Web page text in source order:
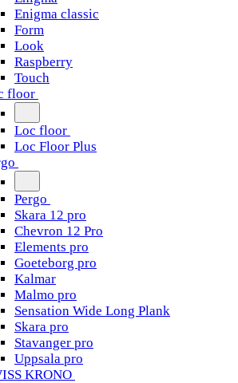
Enigma classic
Form
Look
Raspberry
Touch
floor
Loc floor
Loc Floor Plus
Pergo
Skara 12 pro
Chevron 12 Pro
Elements pro
Goeteborg pro
Kalmar
Malmo pro
Sensation Wide Long Plank
Skara pro
Stavanger pro
Uppsala pro
KRONO